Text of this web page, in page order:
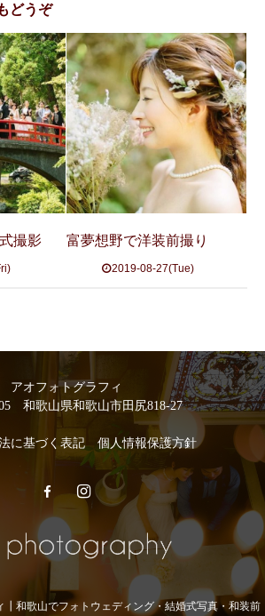
どうぞ
撮影 富夢想野で洋装前撮り
2019-08-27(Tue)
アオフォトグラフィ
和歌山県和歌山市田尻818-27
に基づく表記 個人情報保護方針
┃和歌山でフォトウェディング・結婚式写真・和装前